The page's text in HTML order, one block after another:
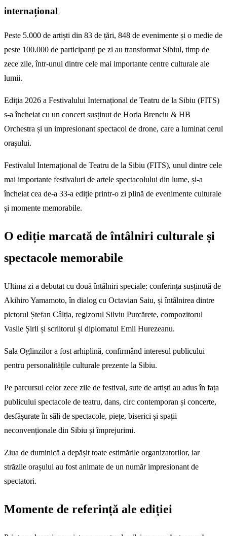
internațional
Peste 5.000 de artiști din 83 de țări, 848 de evenimente și o medie de
peste 100.000 de participanți pe zi au transformat Sibiul, timp de
zece zile, într-unul dintre cele mai importante centre culturale ale
lumii.
Ediția 2026 a Festivalului Internațional de Teatru de la Sibiu (FITS)
s-a încheiat cu un concert susținut de Horia Brenciu & HB
Orchestra și un impresionant spectacol de drone, care a luminat cerul
orașului.
Festivalul Internațional de Teatru de la Sibiu (FITS), unul dintre cele
mai importante festivaluri de artele spectacolului din lume, și-a
încheiat cea de-a 33-a ediție printr-o zi plină de evenimente culturale
și momente memorabile.
O ediție marcată de întâlniri culturale și
spectacole memorabile
Ultima zi a debutat cu două întâlniri speciale: conferința susținută de
Akihiro Yamamoto, în dialog cu Octavian Saiu, și întâlnirea dintre
pictorul Ștefan Câlția, regizorul Silviu Purcărete, compozitorul
Vasile Șirli și scriitorul și diplomatul Emil Hurezeanu.
Sala Oglinzilor a fost arhiplină, confirmând interesul publicului
pentru personalitățile culturale prezente la Sibiu.
Pe parcursul celor zece zile de festival, sute de artiști au adus în fața
publicului spectacole de teatru, dans, circ contemporan și concerte,
desfășurate în săli de spectacole, piețe, biserici și spații
neconvenționale din Sibiu și împrejurimi.
Ziua de duminică a depășit toate estimările organizatorilor, iar
străzile orașului au fost animate de un număr impresionant de
spectatori.
Momente de referință ale ediției